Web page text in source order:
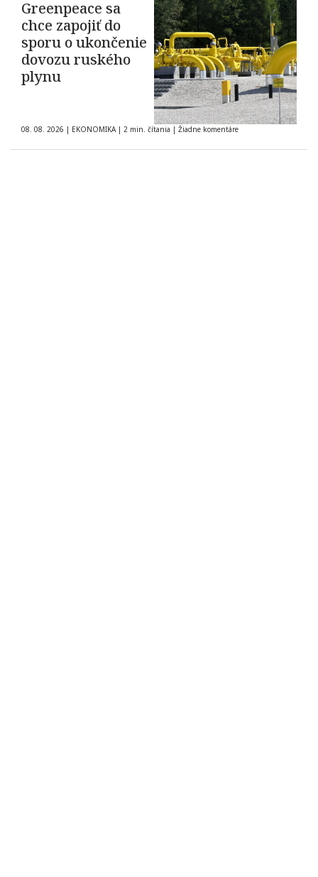
Greenpeace sa
chce zapojiť do
sporu o ukončenie
dovozu ruského
plynu
08. 08. 2026 | EKONOMIKA | 2 min. čítania | Žiadne komentáre